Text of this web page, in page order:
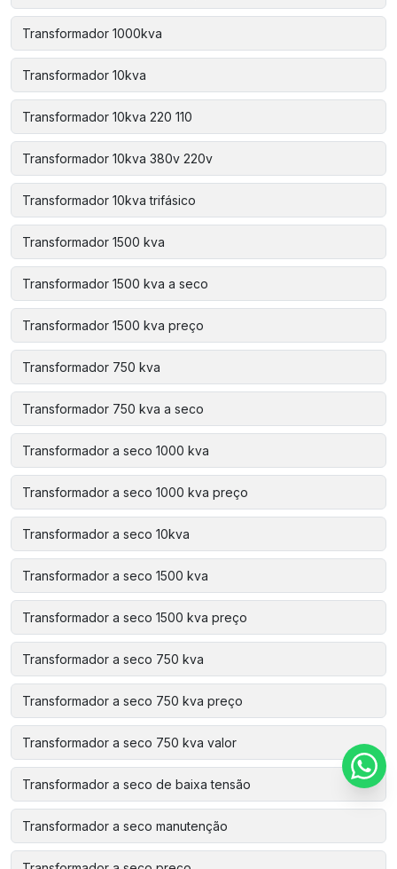
Transformador 1000kva
Transformador 10kva
Transformador 10kva 220 110
Transformador 10kva 380v 220v
Transformador 10kva trifásico
Transformador 1500 kva
Transformador 1500 kva a seco
Transformador 1500 kva preço
Transformador 750 kva
Transformador 750 kva a seco
Transformador a seco 1000 kva
Transformador a seco 1000 kva preço
Transformador a seco 10kva
Transformador a seco 1500 kva
Transformador a seco 1500 kva preço
Transformador a seco 750 kva
Transformador a seco 750 kva preço
Transformador a seco 750 kva valor
Transformador a seco de baixa tensão
Transformador a seco manutenção